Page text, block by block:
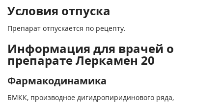
Условия отпуска
Препарат отпускается по рецепту.
Информация для врачей о
препарате Леркамен 20
Фармакодинамика
БМКК, производное дигидропиридинового ряда,